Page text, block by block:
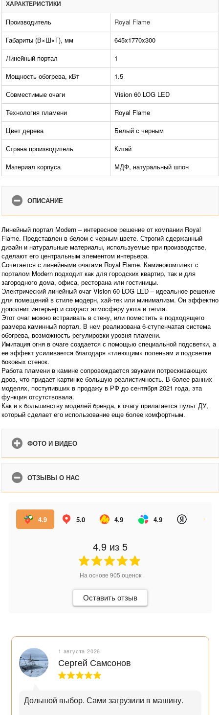
ХАРАКТЕРИСТИКИ
Производитель
Royal Flame
Габариты (В×Ш×Г), мм
645x1770x300
Линейный портал
1
Мощность обогрева, кВт
1.5
Совместимые очаги
Vision 60 LOG LED
Технология пламени
Royal Flame
Цвет дерева
Белый с черным
Страна производитель
Китай
Материал корпуса
МДФ, натуральный шпон
ОПИСАНИЕ
Линейный портал Modern – интересное решение от компании Royal
Flame. Представлен в белом с черным цвете. Строгий сдержанный
дизайн и натуральные материалы, используемые при производстве,
сделают его центральным элементом интерьера.
Сочетается с линейными очагами Royal Flame. Каминокомплект с
порталом Modern подходит как для городских квартир, так и для
загородного дома, офиса, ресторана или гостиницы.
Электрический линейный очаг Vision 60 LOG LED – идеальное решение
для помещений в стиле модерн, хай-тек или минимализм. Он эффектно
дополнит интерьер и создаст атмосферу уюта и тепла.
Этот очаг можно встраивать в стену, или поместить в подходящего
размера каминный портал. В нем реализована 6-ступенчатая система
обогрева, возможность регулировки уровня пламени.
Имитация огня в очаге создается с помощью специальной подсветки, а
ее эффект усиливается благодаря «тлеющим» поленьям и подсветке
боковых стенок.
Работа пламени в камине сопровождается звуками потрескивающих
дров, что придает картинке большую реалистичность. В более ранних
моделях, поступивших в продажу в РФ до сентября 2021 года, эта
функция отсутствовала.
Как и к большинству моделей бренда, к очагу прилагается пульт ДУ,
который сделает его использование еще более комфортным.
ФОТО И ВИДЕО
ОТЗЫВЫ О НАС
4.9 5.0 4.9 4.9
4.9 из 5
На основе 905 оценок
Оставить отзыв
1 августа 2026
Сергей Самсонов
Дольшой выбор. Сами загрузили в машину.